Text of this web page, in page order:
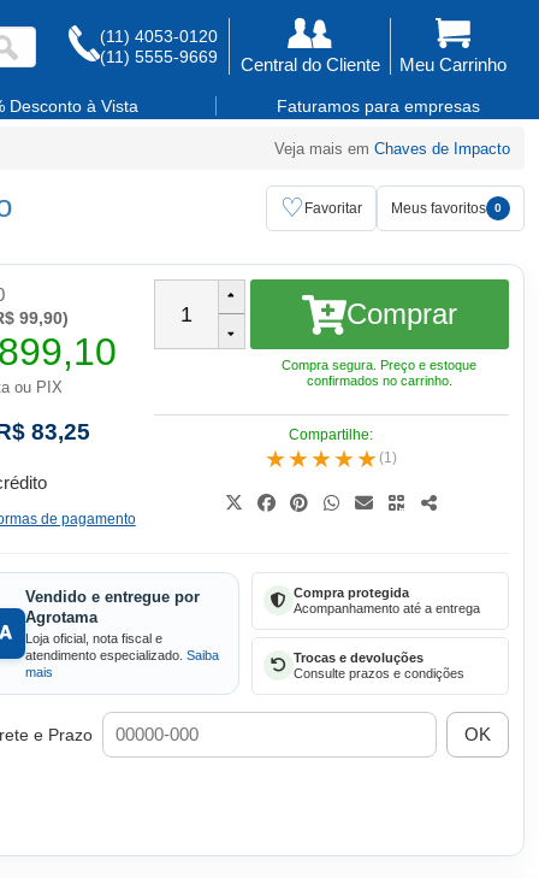
(11) 4053-0120
(11) 5555-9669
Central do Cliente Meu Carrinho
Desconto à Vista Faturamos para empresas
Veja mais em Chaves de Impacto
♡ Favoritar Meus favoritos 0
★★★★★(1)
99,90)
ou PIX
83,25
de pagamento
1 Comprar
Compra segura. Preço e estoque
confirmados no carrinho.
Vendido e entregue por
Agrotama
Loja oficial, nota fiscal e
atendimento especializado. Saiba
mais
Compra protegida
Acompanhamento até a entrega
Trocas e devoluções
Consulte prazos e condições
e Prazo OK